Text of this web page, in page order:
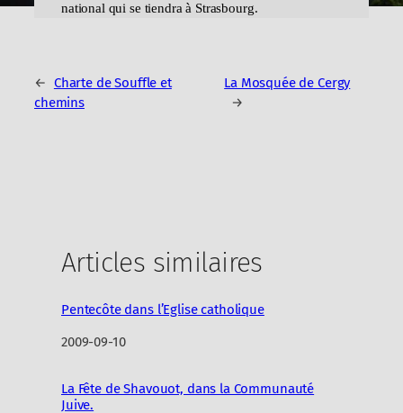
national qui se tiendra à Strasbourg.
← Charte de Souffle et
chemins
La Mosquée de Cergy
→
Articles similaires
Pentecôte dans l’Eglise catholique
Date
2009-09-10
La Fête de Shavouot, dans la Communauté
Juive.